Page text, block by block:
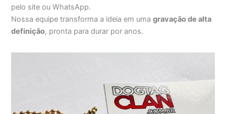
pelo site ou WhatsApp.
Nossa equipe transforma a ideia em umagravação de alta
definição, pronta para durar por anos.